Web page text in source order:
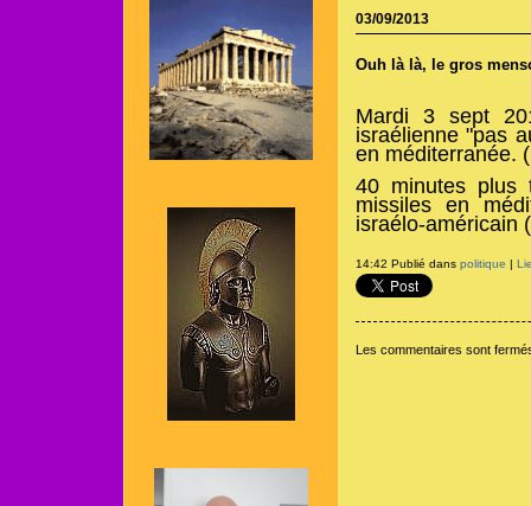
03/09/2013
Ouh là là, le gros
Mardi 3 sept
israélienne "pas
en méditerranée.
40 minutes plus
missiles en
israélo-américain
14:42 Publié dans politique |
Les commentaires sont